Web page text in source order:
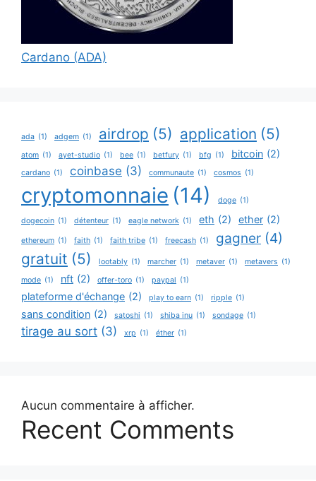
Cardano (ADA)
ada (1) adgem (1) airdrop (5) application (5)
atom (1) ayet-studio (1) bee (1) betfury (1) bfg (1) bitcoin (2)
cardano (1) coinbase (3) communaute (1) cosmos (1)
cryptomonnaie (14) doge (1)
dogecoin (1) détenteur (1) eagle network (1) eth (2) ether (2)
ethereum (1) faith (1) faith tribe (1) freecash (1) gagner (4)
gratuit (5) lootably (1) marcher (1) metaver (1) metavers (1)
mode (1) nft (2) offer-toro (1) paypal (1)
plateforme d'échange (2) play to earn (1) ripple (1)
sans condition (2) satoshi (1) shiba inu (1) sondage (1)
tirage au sort (3) xrp (1) éther (1)
Aucun commentaire à afficher.
Recent Comments